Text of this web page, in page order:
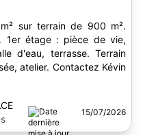
sur terrain de 900 m².
1er étage : pièce de vie,
d'eau, terrasse. Terrain
atelier. Contactez Kévin
15/07/2026